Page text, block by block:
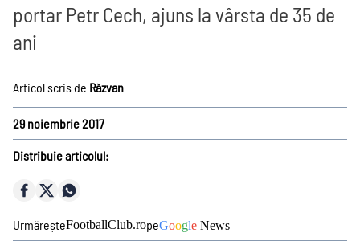
Prim-plan
Ousmane Dembélé
Reconstrucție Manchester United
Meciuri Champions League
Clasament Premier League
portar Petr Cech, ajuns la vârsta de 35 de
ani
Articol scris de Răzvan
29 noiembrie 2017
Distribuie articolul:
UrmăreșteFootballClub.ropeGoogle News